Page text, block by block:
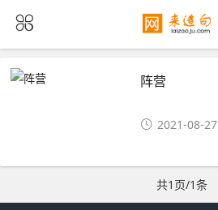
阵营
2021-08-27
共1页/1条